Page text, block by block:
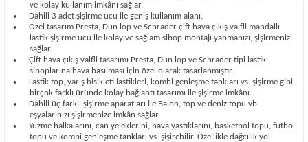
ve kolay kullanım imkânı sağlar.
• Dahili 3 adet şişirme ucu ile geniş kullanım alanı,
•
Özel tasarım Presta, Dun lop ve Schrader çift hava çıkış valfli mandallı
lastik şişirme ucu ile kolay ve sağlam sibop montajı yapmanızı, şişirmenizi
sağlar.
•
Çift hava çıkış valfli tasarımı Presta, Dun lop ve Schrader tipi lastik
siboplarına hava basılması için özel olarak tasarlanmıştır.
•
Lastik top, yarış bisikleti lastikleri, kombi genleşme tankları vs. şişirme gibi
birçok farklı üründe kolay bağlantı tasarımı ile şişirme imkânı.
•
Dahili üç farklı şişirme aparatları ile Balon, top ve deniz topu vb.
eşyalarınızı şişirmenize imkân sağlar.
•
Yüzme halkalarını, can yeleklerini, hava yastıklarını, basketbol topu, futbol
topu ve kombi genleşme tankları vs. şişirebilir. Özellikle dağcılık yol